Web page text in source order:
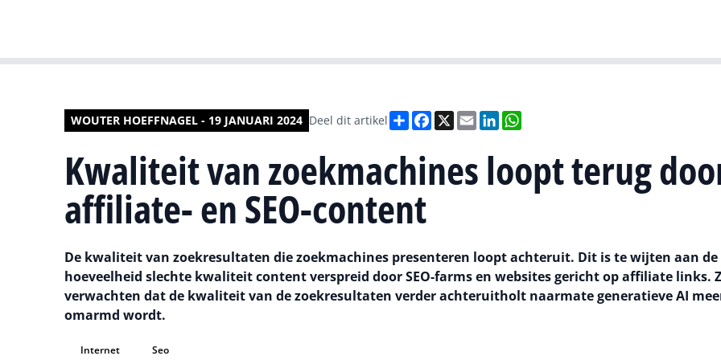
WOUTER HOEFFNAGEL - 19 JANUARI 2024 Deel dit artikel DeelFacebook
X EmailLinkedIn
Kwaliteit van zoekmachines loopt terug
affiliate- en SEO-content
De kwaliteit van zoekresultaten die zoekmachines presenteren loopt achteruit. Dit is te wijten aan de
hoeveelheid slechte kwaliteit content verspreid door SEO-farms en websites gericht op affiliate links.
verwachten dat de kwaliteit van de zoekresultaten verder achteruitholt naarmate generatieve AI
omarmd wordt.
Internet Seo